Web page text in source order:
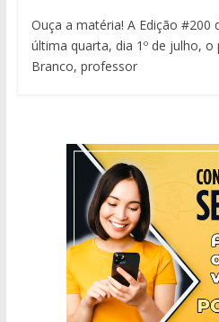
Ouça a matéria! A Edição #200
última quarta, dia 1º de julho,
Branco, professor